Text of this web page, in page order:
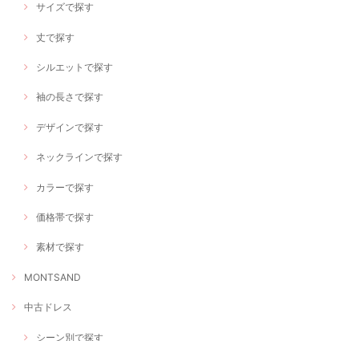
サイズで探す
丈で探す
シルエットで探す
袖の長さで探す
デザインで探す
ネックラインで探す
カラーで探す
価格帯で探す
素材で探す
MONTSAND
中古ドレス
シーン別で探す